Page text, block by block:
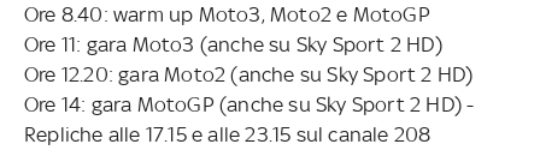
Ore 8.40: warm up Moto3, Moto2 e MotoGP
Ore 11: gara Moto3 (anche su Sky Sport 2 HD)
Ore 12.20: gara Moto2 (anche su Sky Sport 2 HD)
Ore 14: gara MotoGP (anche su Sky Sport 2 HD) -
Repliche alle 17.15 e alle 23.15 sul canale 208